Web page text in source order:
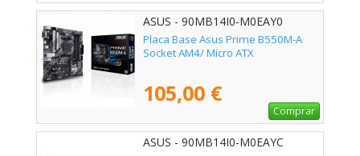
ASUS - 90MB14I0-M0EAY0
Placa Base Asus Prime B550M-A
Socket AM4/ Micro ATX
105,00 €
Comprar
ASUS - 90MB14I0-M0EAYC